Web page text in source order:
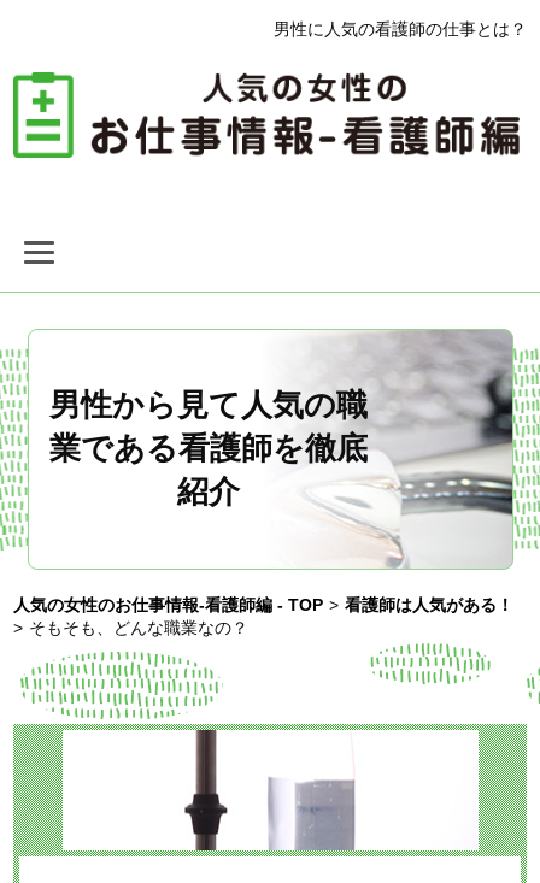
男性に人気の看護師の仕事とは？
男性から見て人気の職
業である看護師を徹底
紹介
人気の女性のお仕事情報-看護師編 - TOP > 看護師は人気がある！
> そもそも、どんな職業なの？